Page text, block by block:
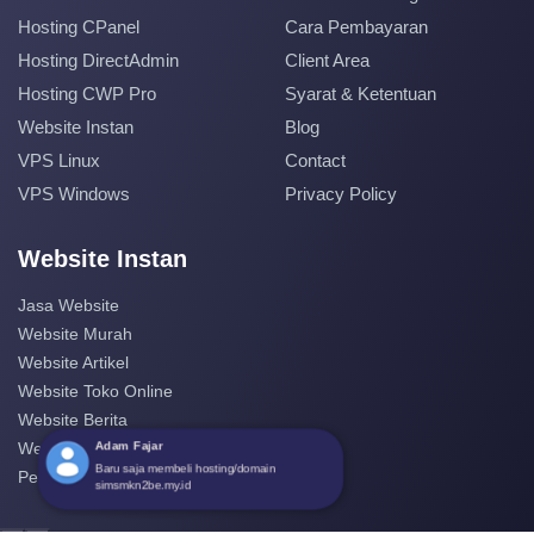
Hosting CPanel
Hosting DirectAdmin
Hosting CWP Pro
Website Instan
VPS Linux
VPS Windows
Cara Pembayaran
Client Area
Syarat & Ketentuan
Blog
Contact
Privacy Policy
Website Instan
Jasa Website
Website Murah
Website Artikel
Website Toko Online
Website Berita
Website Perusahaan
Pembuatan Website
Adam Fajar
Baru saja membeli hosting/domain
simsmkn2be.my.id